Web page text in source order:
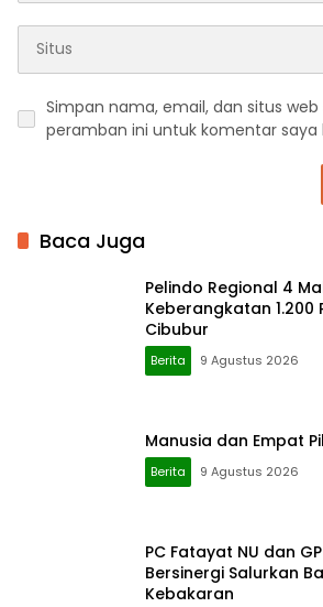
Simpan nama, email, dan situs
peramban ini untuk komentar saya
Baca Juga
Pelindo Regional 4
Keberangkatan 1.200
Cibubur
Berita 9 Agustus 2026
Manusia dan Empat
Berita 9 Agustus 2026
PC Fatayat NU dan
Bersinergi Salurkan
Kebakaran